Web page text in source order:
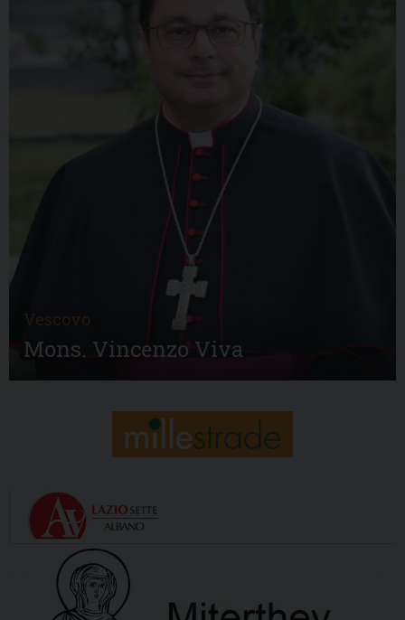
Vescovo
Mons. Vincenzo Viva